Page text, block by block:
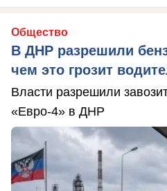
Общество
В ДНР разрешили
чем это грозит
Власти разрешили
«Евро-4» в ДНР